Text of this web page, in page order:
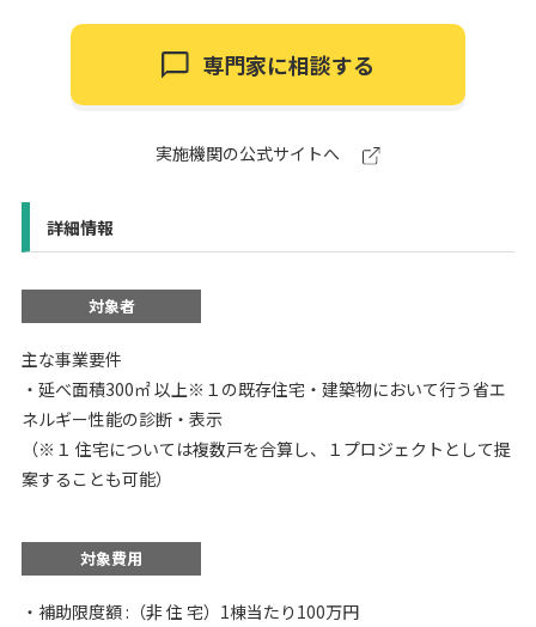
専門家に相談する
実施機関の公式サイトへ
詳細情報
対象者
主な事業要件
・延べ面積300㎡ 以上※１の既存住宅・建築物において行う省エ
ネルギー性能の診断・表示
（※１ 住宅については複数戸を合算し、１プロジェクトとして提
案することも可能）
対象費用
・補助限度額 :（非 住 宅）1棟当たり100万円